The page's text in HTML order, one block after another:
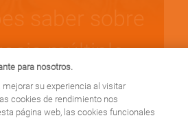
saber sobre
múltiple
Leer más
para nosotros.
su experiencia al visitar
cookies de rendimiento nos
página web, las cookies funcionales